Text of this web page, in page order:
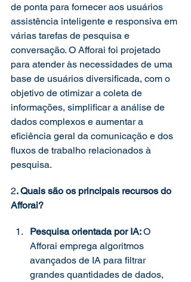
de ponta para fornecer aos usuários
assistência inteligente e responsiva em
várias tarefas de pesquisa e
conversação. O Afforai foi projetado
para atender às necessidades de uma
base de usuários diversificada, com o
objetivo de otimizar a coleta de
informações, simplificar a análise de
dados complexos e aumentar a
eficiência geral da comunicação e dos
fluxos de trabalho relacionados à
pesquisa.
2. Quais são os principais recursos do
Afforai?
Pesquisa orientada por IA: O
Afforai emprega algoritmos
avançados de IA para filtrar
grandes quantidades de dados,